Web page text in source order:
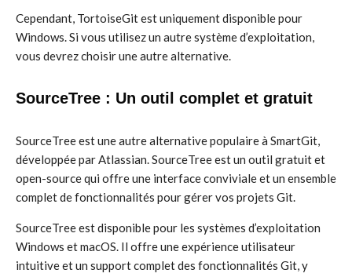
Cependant, TortoiseGit est uniquement disponible pour
Windows. Si vous utilisez un autre système d’exploitation,
vous devrez choisir une autre alternative.
SourceTree : Un outil complet et gratuit
SourceTree est une autre alternative populaire à SmartGit,
développée par Atlassian. SourceTree est un outil gratuit et
open-source qui offre une interface conviviale et un ensemble
complet de fonctionnalités pour gérer vos projets Git.
SourceTree est disponible pour les systèmes d’exploitation
Windows et macOS. Il offre une expérience utilisateur
intuitive et un support complet des fonctionnalités Git, y